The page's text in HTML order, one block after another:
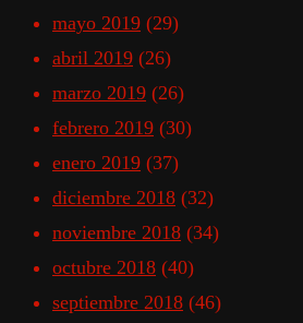
mayo 2019 (29)
abril 2019 (26)
marzo 2019 (26)
febrero 2019 (30)
enero 2019 (37)
diciembre 2018 (32)
noviembre 2018 (34)
octubre 2018 (40)
septiembre 2018 (46)